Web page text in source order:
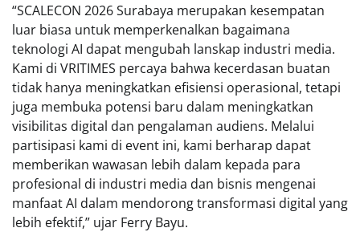
“SCALECON 2026 Surabaya merupakan kesempatan
luar biasa untuk memperkenalkan bagaimana
teknologi AI dapat mengubah lanskap industri media.
Kami di VRITIMES percaya bahwa kecerdasan buatan
tidak hanya meningkatkan efisiensi operasional, tetapi
juga membuka potensi baru dalam meningkatkan
visibilitas digital dan pengalaman audiens. Melalui
partisipasi kami di event ini, kami berharap dapat
memberikan wawasan lebih dalam kepada para
profesional di industri media dan bisnis mengenai
manfaat AI dalam mendorong transformasi digital yang
lebih efektif,” ujar Ferry Bayu.